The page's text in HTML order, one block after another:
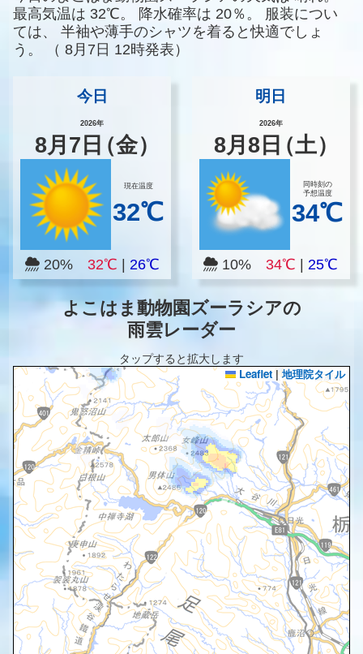
最高気温は 32℃。 降水確率は 20％。
服装につい
ては、
半袖や薄手のシャツを着ると快適でしょ
う。
（ 8月7日 12時発表）
今日
2026年
8月 7 日（金）
現在温度
32℃
20% 32℃ 26℃
明日
2026年
8月8 日（土）
同時刻の
予想温度
34℃
10%34℃ |25℃
よこはま動物園ズーラシアの
雨雲レーダー
タップすると拡大します
Leaflet | 地理院タイル